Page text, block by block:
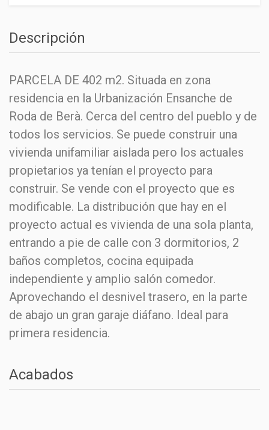
Descripción
PARCELA DE 402 m2. Situada en zona
residencia en la Urbanización Ensanche de
Roda de Berà. Cerca del centro del pueblo y de
todos los servicios. Se puede construir una
vivienda unifamiliar aislada pero los actuales
propietarios ya tenían el proyecto para
construir. Se vende con el proyecto que es
modificable. La distribución que hay en el
proyecto actual es vivienda de una sola planta,
entrando a pie de calle con 3 dormitorios, 2
baños completos, cocina equipada
independiente y amplio salón comedor.
Aprovechando el desnivel trasero, en la parte
de abajo un gran garaje diáfano. Ideal para
primera residencia.
Acabados